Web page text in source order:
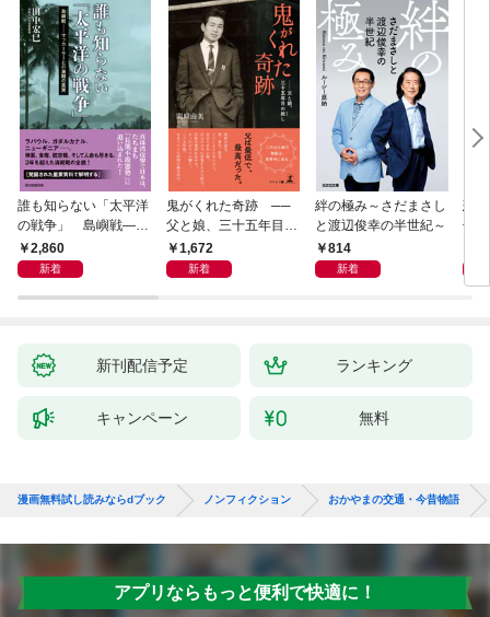
誰も知らない「太平洋
の戦争」 島嶼戦――
マッカーサーとの激闘
の真実
2,860
新着
鬼がくれた奇跡 ──
父と娘、三十五年目の
赦し1,672
新着
絆の極み～さだまさし
と渡辺俊幸の半世紀～
814
新着
悲
子
新刊配信予定 ランキング
キャンペーン 無料
漫画無料試し読みならdブック ノンフィクション おかやまの交通・今昔物語
アプリならもっと便利で快適に！